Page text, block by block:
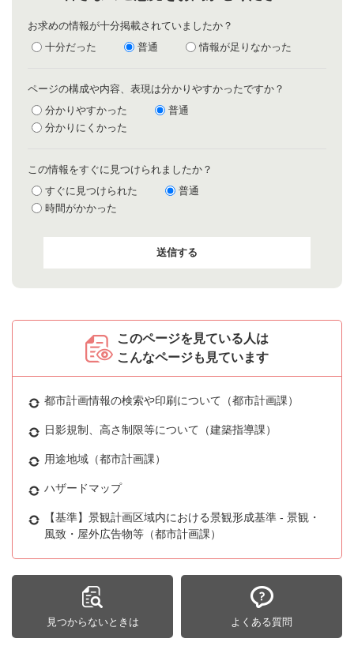
お求めの情報が十分掲載されていましたか？
十分だった
普通 情報が足りなかった
ページの構成や内容、表現は分かりやすかったですか？
分かりやすかった
普通
分かりにくかった
この情報をすぐに見つけられましたか？
すぐに見つけられた
普通
時間がかかった
このページを見ている人は
こんなページも見ています
都市計画情報の検索や印刷について（都市計画課）
日影規制、高さ制限等について（建築指導課）
用途地域（都市計画課）
ハザードマップ
【基準】景観計画区域内における景観形成基準 - 景観・
風致・屋外広告物等（都市計画課）
見つからないときは よくある質問